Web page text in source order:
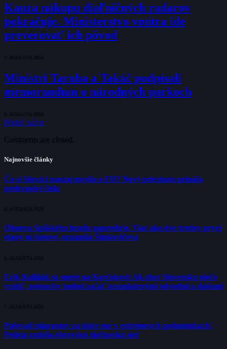
Kauza nákupu diaľničných radarov
pokračuje. Ministerstvo vnútra ide
preverovať ich pôvod
7. AUGUSTA 2026
Ministri Taraba a Takáč podpísali
memorandum o národných parkoch
6. AUGUSTA 2026
Pridať názor
Comments are closed.
Najnovšie články
Čo si Slováci naozaj myslia o EÚ? Nový prieskum prináša
prekvapivé čísla
8. AUGUSTA 2026
Obnova Spišského hradu napreduje. Viac ako dve tretiny prvej
etapy sú hotové, oznámila Šimkovičová
8. AUGUSTA 2026
Erik Kaliňák sa smeje na Korčokovi: Ak chce Slovensku niečo
vrátiť, potom by mohol začať nezaplatenými odvodmi a daňami
7. AUGUSTA 2026
Pašovali migrantov za tisíce eur v extrémnych podmienkach!
Polícia rozbila obrovskú zločineckú sieť